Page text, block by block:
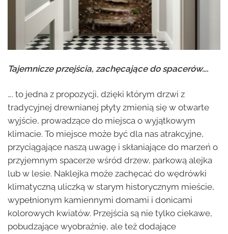
Tajemnicze przejścia, zachęcające do spacerów….
…. to jedna z propozycji, dzięki którym drzwi z
tradycyjnej drewnianej płyty zmienią się w otwarte
wyjście, prowadzące do miejsca o wyjątkowym
klimacie. To miejsce może być dla nas atrakcyjne,
przyciągające naszą uwagę i skłaniające do marzeń o
przyjemnym spacerze wśród drzew, parkową alejka
lub w lesie. Naklejka może zachęcać do wędrówki
klimatyczną uliczką w starym historycznym mieście,
wypełnionym kamiennymi domami i donicami
kolorowych kwiatów. Przejścia są nie tylko ciekawe,
pobudzające wyobraźnię, ale też dodające